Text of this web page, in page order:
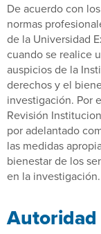
De acuerdo con
normas
de la Universidad
cuando se realice
auspicios de la
derechos y el
investigación. Por
Revisión
por adelantado
las medidas
bienestar de los
en la investigación.
Autoridad